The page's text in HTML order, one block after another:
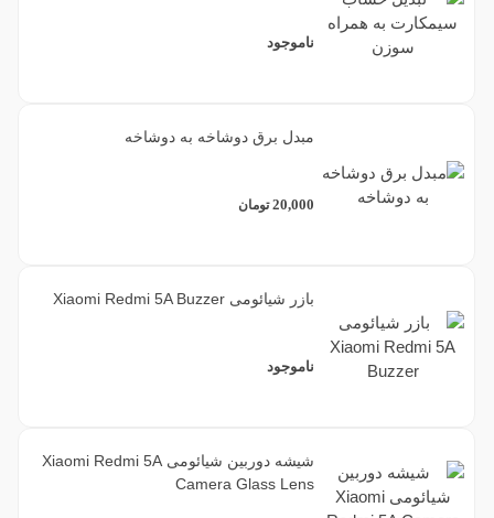
ناموجود
مبدل برق دوشاخه به دوشاخه
20,000 تومان
بازر شیائومی Xiaomi Redmi 5A Buzzer
ناموجود
شیشه دوربین شیائومی Xiaomi Redmi 5A
Camera Glass Lens